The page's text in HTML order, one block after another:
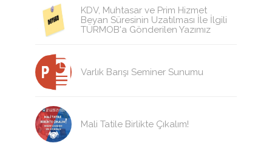
KDV, Muhtasar ve Prim Hizmet
Beyan Süresinin Uzatılması İle İlgili
TÜRMOB'a Gönderilen Yazımız
Varlık Barışı Seminer Sunumu
Mali Tatile Birlikte Çıkalım!